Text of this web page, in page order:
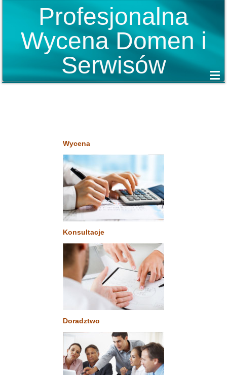
Profesjonalna
Wycena Domen i
Serwisów
Wycena
Konsultacje
Doradztwo